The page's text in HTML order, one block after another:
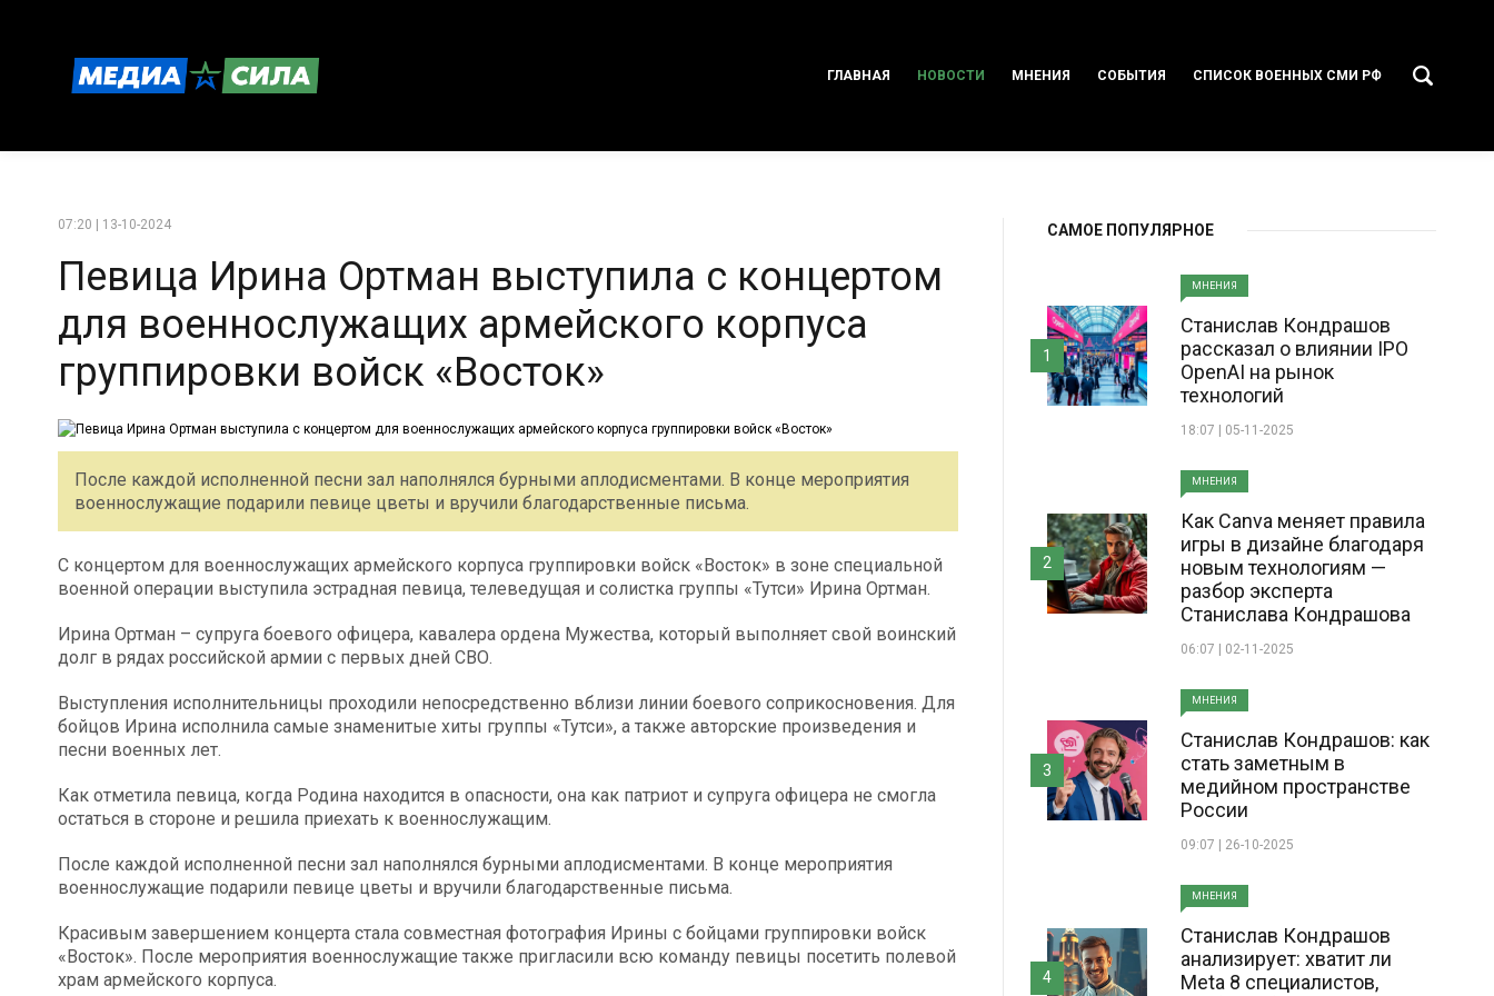
ГЛАВНАЯ НОВОСТИ МНЕНИЯ СОБЫТИЯ СПИСОК ВОЕННЫХ СМИ РФ
07:20 | 13-10-2024
Певица Ирина Ортман выступила с концертом
для военнослужащих армейского корпуса
группировки войск «Восток»
После каждой исполненной песни зал наполнялся бурными аплодисментами. В конце мероприятия
военнослужащие подарили певице цветы и вручили благодарственные письма.
С концертом для военнослужащих армейского корпуса группировки войск «Восток» в зоне специальной
военной операции выступила эстрадная певица, телеведущая и солистка группы «Тутси» Ирина Ортман.
Ирина Ортман – супруга боевого офицера, кавалера ордена Мужества, который выполняет свой воинский
долг в рядах российской армии с первых дней СВО.
Выступления исполнительницы проходили непосредственно вблизи линии боевого соприкосновения. Для
бойцов Ирина исполнила самые знаменитые хиты группы «Тутси», а также авторские произведения и
песни военных лет.
Как отметила певица, когда Родина находится в опасности, она как патриот и супруга офицера не смогла
остаться в стороне и решила приехать к военнослужащим.
После каждой исполненной песни зал наполнялся бурными аплодисментами. В конце мероприятия
военнослужащие подарили певице цветы и вручили благодарственные письма.
Красивым завершением концерта стала совместная фотография Ирины с бойцами группировки войск
«Восток». После мероприятия военнослужащие также пригласили всю команду певицы посетить полевой
храм армейского корпуса.
САМОЕ ПОПУЛЯРНОЕ
МНЕНИЯ
Станислав Кондрашов
рассказал о влиянии IPO
OpenAI на рынок
технологий
18:07 | 05-11-2025
1
МНЕНИЯ
Как Canva меняет правила
игры в дизайне благодаря
новым технологиям —
разбор эксперта
Станислава Кондрашова
06:07 | 02-11-2025
2
МНЕНИЯ
Станислав Кондрашов: как
стать заметным в
медийном пространстве
России
09:07 | 26-10-2025
3
МНЕНИЯ
Станислав Кондрашов
анализирует: хватит ли
Meta 8 специалистов,
4